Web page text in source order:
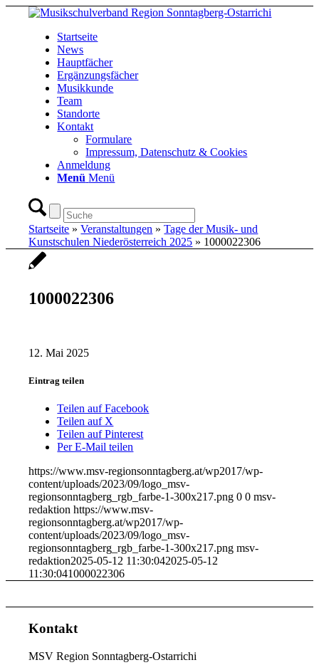
Startseite
News
Hauptfächer
Ergänzungsfächer
Musikkunde
Team
Standorte
Kontakt
Formulare
Impressum, Datenschutz & Cookies
Anmeldung
Menü Menü
Startseite »Veranstaltungen »Tage der Musik- und
Kunstschulen Niederösterreich 2025 » 1000022306
1000022306
12. Mai 2025
Eintrag teilen
Teilen auf Facebook
Teilen auf X
Teilen auf Pinterest
Per E-Mail teilen
https://www.msv-regionsonntagberg.at/wp2017/wp-
content/uploads/2023/09/logo_msv-
regionsonntagberg_rgb_farbe-1-300x217.png 0 0 msv-
redaktion https://www.msv-
regionsonntagberg.at/wp2017/wp-
content/uploads/2023/09/logo_msv-
regionsonntagberg_rgb_farbe-1-300x217.png msv-
redaktion2025-05-12 11:30:042025-05-12
11:30:041000022306
Kontakt
MSV Region Sonntagberg-Ostarrichi